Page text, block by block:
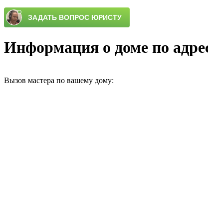
Информация о доме по
Вызов мастера по вашему дому: